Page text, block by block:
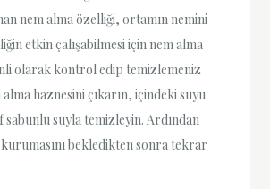
nem alma özelliği, ortamın nemini
etkin çalışabilmesi için nem alma
olarak kontrol edip temizlemeniz
haznesini çıkarın, içindeki suyu
sabunlu suyla temizleyin. Ardından
bekledikten sonra tekrar